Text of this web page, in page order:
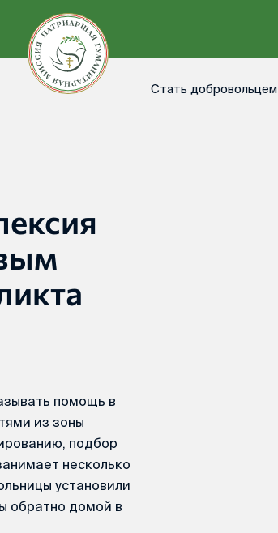
Стать добровольцем
помощь в
из зоны
подбор
несколько
установили
обратно домой в